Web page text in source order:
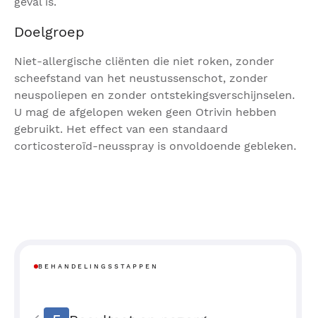
Doelgroep
Niet-allergische cliënten die niet roken, zonder
scheefstand van het neustussenschot, zonder
neuspoliepen en zonder ontstekingsverschijnselen.
U mag de afgelopen weken geen Otrivin hebben
gebruikt. Het effect van een standaard
corticosteroïd-neusspray is onvoldoende gebleken.
BEHANDELINGSSTAPPEN